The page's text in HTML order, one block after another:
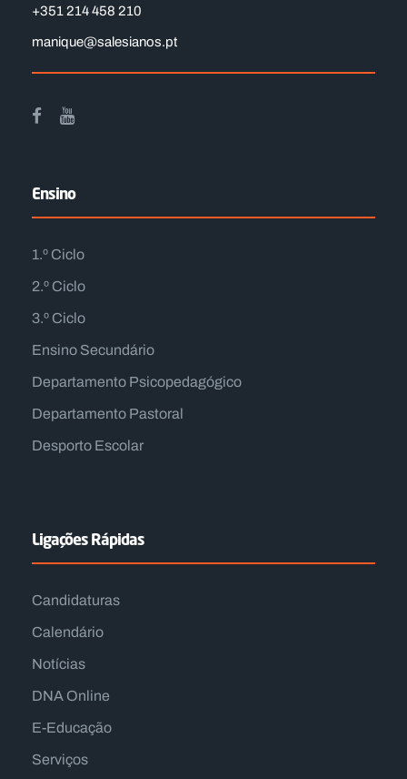
+351 214 458 210
manique@salesianos.pt
Ensino
1.º Ciclo
2.º Ciclo
3.º Ciclo
Ensino Secundário
Departamento Psicopedagógico
Departamento Pastoral
Desporto Escolar
Ligações Rápidas
Candidaturas
Calendário
Notícias
DNA Online
E-Educação
Serviços